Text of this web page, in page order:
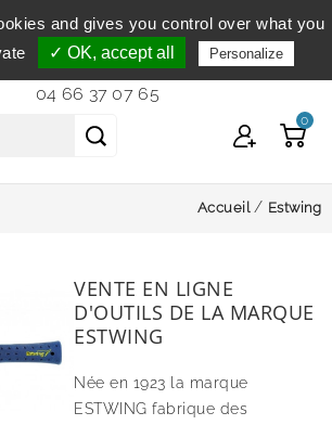
Service clientèle
du lundi au vendredi de 9h à 12h et
de 14h à 18h...
04 66 37 07 65
0
Accueil Estwing
VENTE EN LIGNE
D'OUTILS DE LA MARQUE
ESTWING
Née en 1923 la marque
ESTWING fabrique des
and gives you control over what you
✓ OK, accept all Personalize